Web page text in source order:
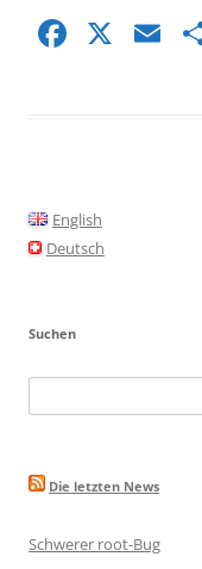
F
o
o
X E
English
Deutsch
Suchen
nach:
Die letzten News
Schwerer root-Bug